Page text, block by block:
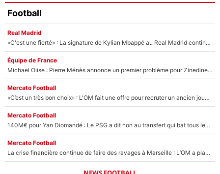
Football
Real Madrid
«C'est une fierté» : La signature de Kylian Mbappé au Real Madrid continue de régaler l'Espagne
Équipe de France
Michael Olise : Pierre Ménès annonce un premier problème pour Zinedine Zidane en équipe de France
Mercato Football
«C’est un très bon choix» : L'OM fait une offre pour recruter un ancien joueur du PSG... et c'est validé dans l'After Foot !
Mercato Football
140M€ pour Yan Diomandé : Le PSG a dit non au transfert qui bat tous les records sur le mercato
Mercato Football
La crise financière continue de faire des ravages à Marseille : L’OM a placé 12 joueurs sur le marché des transferts… et ça pourrait lui rapporter près de 100M€ !